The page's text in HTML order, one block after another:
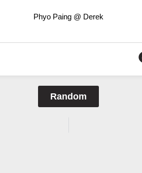
Phyo Paing @ Derek
Random